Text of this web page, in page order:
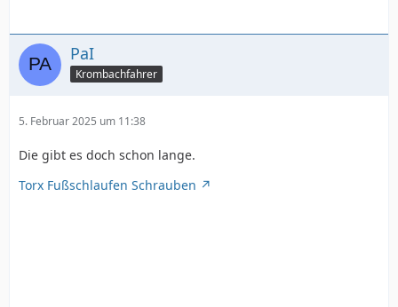
PaI
Krombachfahrer
5. Februar 2025 um 11:38
Die gibt es doch schon lange.
Torx Fußschlaufen Schrauben